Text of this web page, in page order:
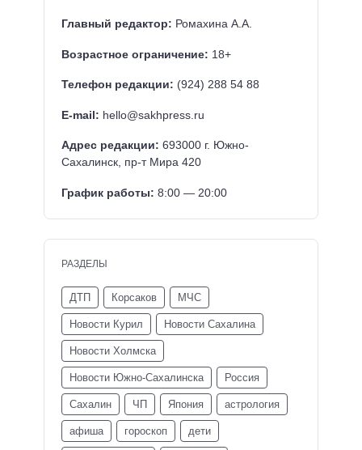
Главный редактор: Ромахина А.А.
Возрастное ограничение: 18+
Телефон редакции: (924) 288 54 88
E-mail: hello@sakhpress.ru
Адрес редакции: 693000 г. Южно-
Сахалинск, пр-т Мира 420
График работы: 8:00 — 20:00
РАЗДЕЛЫ
ДТП Корсаков МЧС
Новости Курил Новости Сахалина
Новости Холмска
Новости Южно-Сахалинска Россия
Сахалин ЧП Япония астрология
афиша гороскоп дети